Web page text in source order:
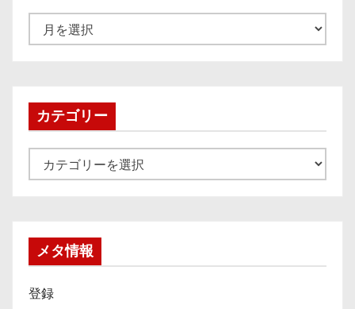
ー
ブカテゴリー
テ
メタ情報
登録